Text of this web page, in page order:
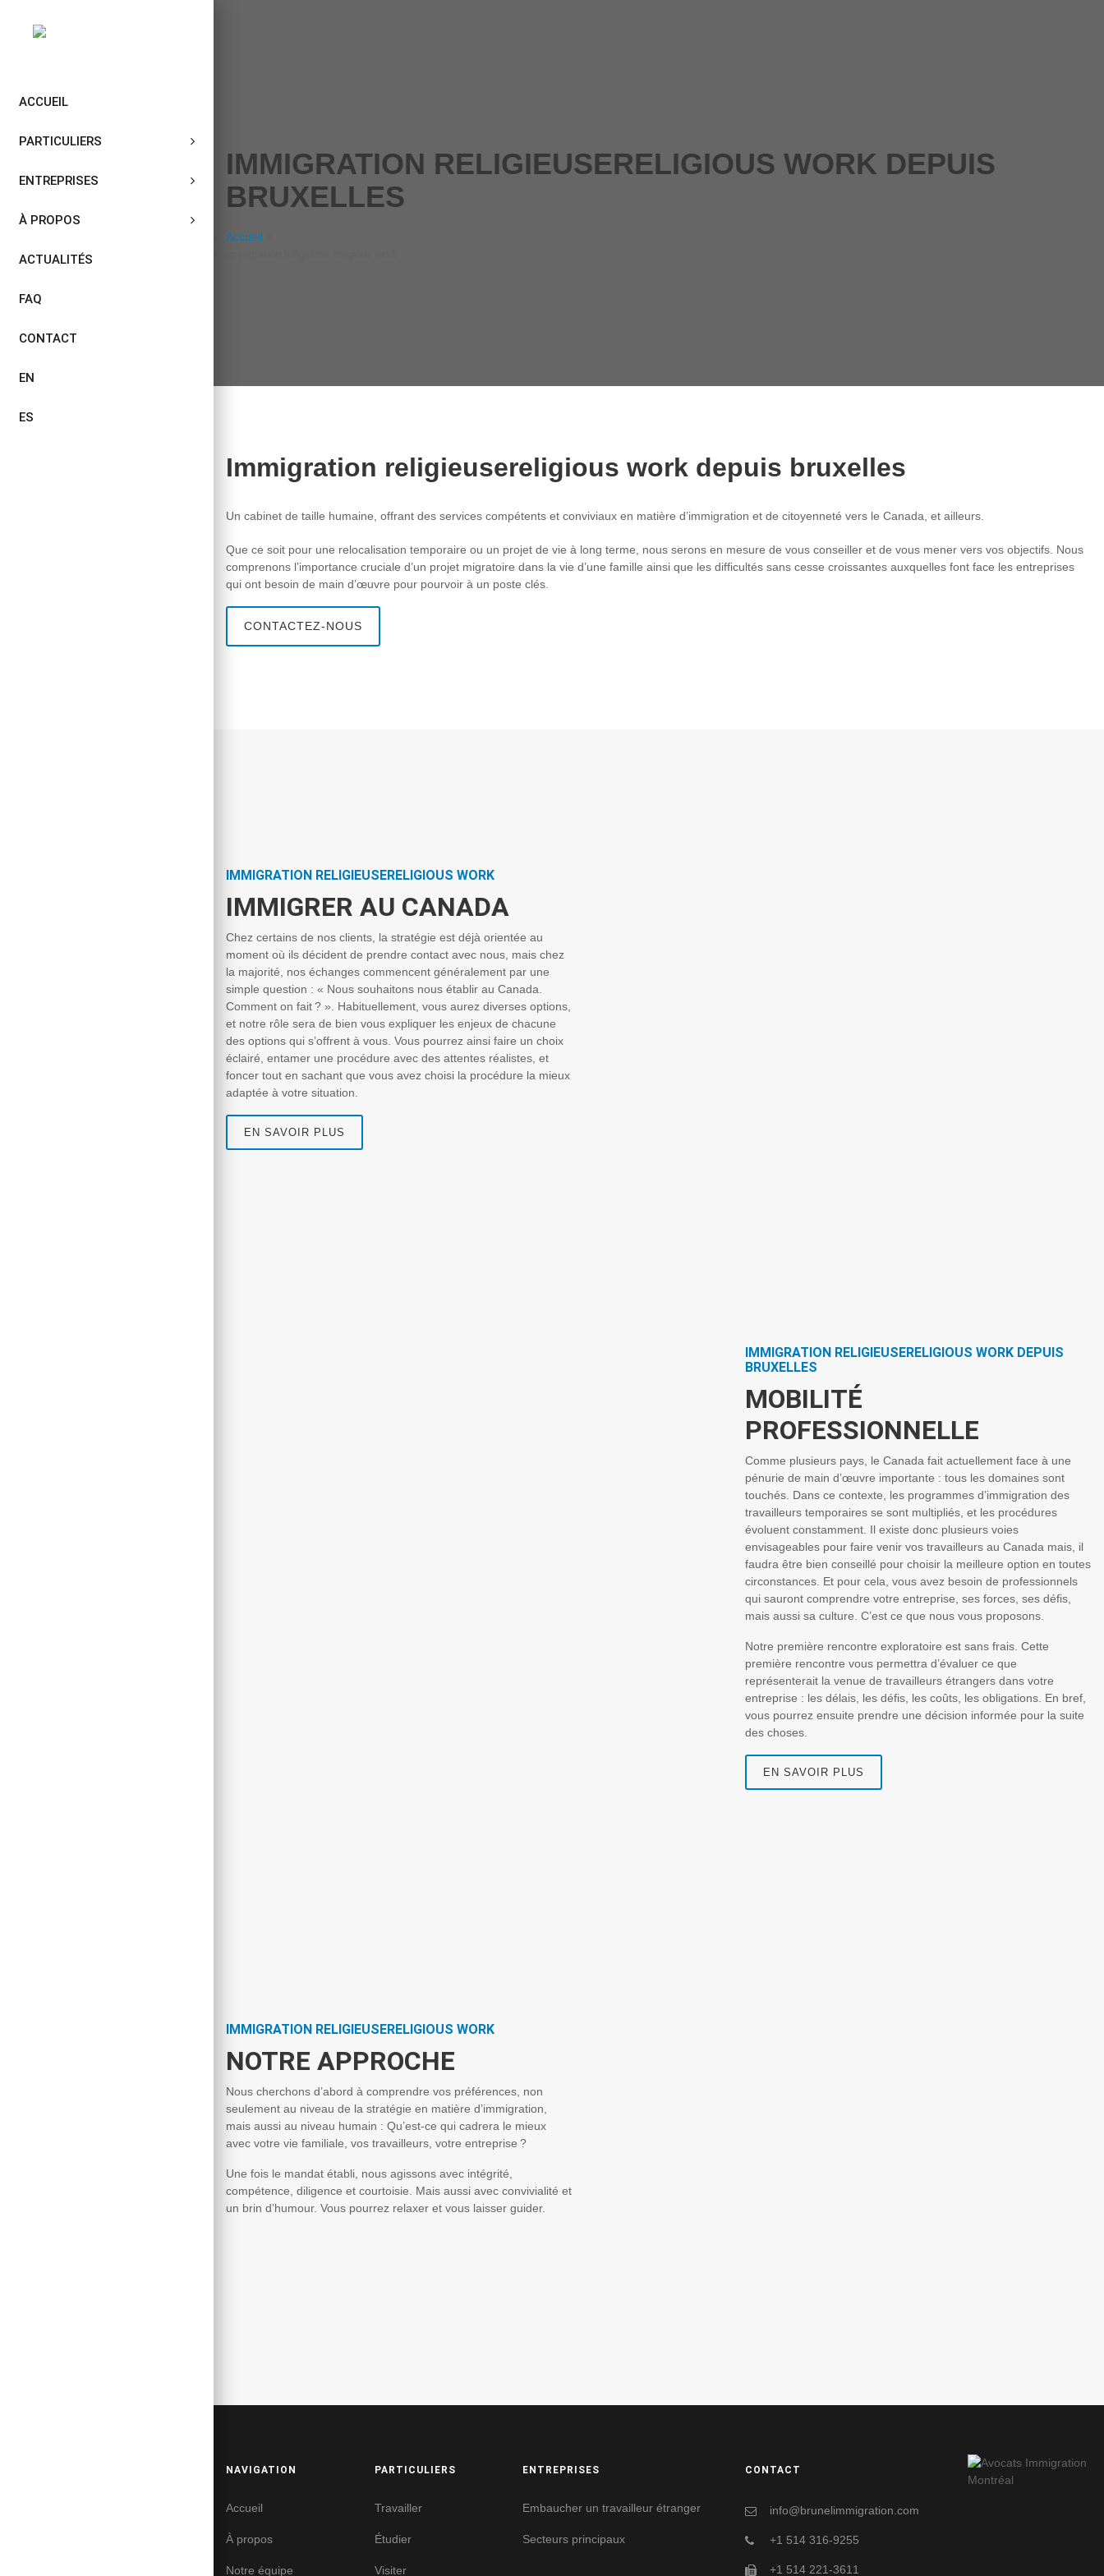
ACCUEIL
PARTICULIERS
ENTREPRISES
À PROPOS
ACTUALITÉS
FAQ
CONTACT
EN
ES
IMMIGRATION RELIGIEUSERELIGIOUS WORK DEPUIS
BRUXELLES
Accueil
Immigration religieusereligious work depuis bruxelles
Un cabinet de taille humaine, offrant des services compétents et conviviaux en matière d’immigration et de citoyenneté vers le Canada, et ailleurs.
Que ce soit pour une relocalisation temporaire ou un projet de vie à long terme, nous serons en mesure de vous conseiller et de vous mener vers vos objectifs. Nous
comprenons l’importance cruciale d’un projet migratoire dans la vie d’une famille ainsi que les difficultés sans cesse croissantes auxquelles font face les entreprises
qui ont besoin de main d’œuvre pour pourvoir à un poste clés.
CONTACTEZ-NOUS
IMMIGRATION RELIGIEUSERELIGIOUS WORK
IMMIGRER AU CANADA
Chez certains de nos clients, la stratégie est déjà orientée au
moment où ils décident de prendre contact avec nous, mais chez
la majorité, nos échanges commencent généralement par une
simple question : « Nous souhaitons nous établir au Canada.
Comment on fait ? ». Habituellement, vous aurez diverses options,
et notre rôle sera de bien vous expliquer les enjeux de chacune
des options qui s’offrent à vous. Vous pourrez ainsi faire un choix
éclairé, entamer une procédure avec des attentes réalistes, et
foncer tout en sachant que vous avez choisi la procédure la mieux
adaptée à votre situation.
EN SAVOIR PLUS
IMMIGRATION RELIGIEUSERELIGIOUS WORK DEPUIS
BRUXELLES
MOBILITÉ
PROFESSIONNELLE
Comme plusieurs pays, le Canada fait actuellement face à une
pénurie de main d’œuvre importante : tous les domaines sont
touchés. Dans ce contexte, les programmes d’immigration des
travailleurs temporaires se sont multipliés, et les procédures
évoluent constamment. Il existe donc plusieurs voies
envisageables pour faire venir vos travailleurs au Canada mais, il
faudra être bien conseillé pour choisir la meilleure option en toutes
circonstances. Et pour cela, vous avez besoin de professionnels
qui sauront comprendre votre entreprise, ses forces, ses défis,
mais aussi sa culture. C’est ce que nous vous proposons.
Notre première rencontre exploratoire est sans frais. Cette
première rencontre vous permettra d’évaluer ce que
représenterait la venue de travailleurs étrangers dans votre
entreprise : les délais, les défis, les coûts, les obligations. En bref,
vous pourrez ensuite prendre une décision informée pour la suite
des choses.
EN SAVOIR PLUS
IMMIGRATION RELIGIEUSERELIGIOUS WORK
NOTRE APPROCHE
Nous cherchons d’abord à comprendre vos préférences, non
seulement au niveau de la stratégie en matière d’immigration,
mais aussi au niveau humain : Qu’est-ce qui cadrera le mieux
avec votre vie familiale, vos travailleurs, votre entreprise ?
Une fois le mandat établi, nous agissons avec intégrité,
compétence, diligence et courtoisie. Mais aussi avec convivialité et
un brin d’humour. Vous pourrez relaxer et vous laisser guider.
NAVIGATION
Accueil
À propos
Notre équipe
PARTICULIERS
Travailler
Étudier
Visiter
ENTREPRISES
Embaucher un travailleur étranger
Secteurs principaux
CONTACT
info@brunelimmigration.com
+1 514 316-9255
+1 514 221-3611